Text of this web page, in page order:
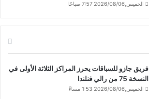
الخميس,2026/08/06 7:57 صباحًا
فريق جازو للسباقات يحرز المراكز الثلاثة الأولى في
النسخة 75 من رالي فنلندا
الخميس,2026/08/06 1:53 مساءً